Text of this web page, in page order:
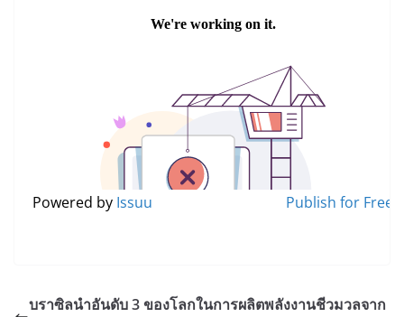
Powered by Issuu Publish for Free
บราซิลนำอันดับ 3 ของโลกในการผลิตพลังงานชีวมวลจาก